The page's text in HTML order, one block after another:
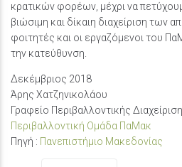
κρατικών φορέων, μέχρι να
βιώσιμη και δίκαιη διαχείριση των
φοιτητές και οι εργαζόμενοι του
την κατεύθυνση.
Δεκέμβριος 2018
Άρης Χατζηνικολάου
Γραφείο Περιβαλλοντικής
Περιβαλλοντική Ομάδα ΠαΜακ
Πηγή : Πανεπιστήμιο Μακεδονίας